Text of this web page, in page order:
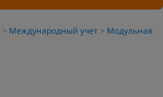
Международный учет Модульная